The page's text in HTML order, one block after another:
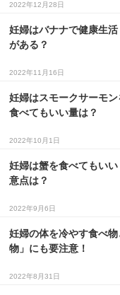
2022年12月28日
妊婦はバナナで健康生
がある？
2022年11月16日
妊婦はスモークサーモ
食べてもいい量は？
2022年10月1日
妊婦は蟹を食べてもい
意点は？
2022年9月6日
妊婦の体を冷やす食べ
物」にも要注意！
2022年8月31日